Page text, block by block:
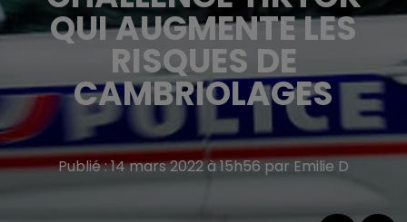
QUI AUGMENTE LES
RISQUES DE
CAMBRIOLAGES
Publié : 14 mars 2022 à 15h56 par Emilie D